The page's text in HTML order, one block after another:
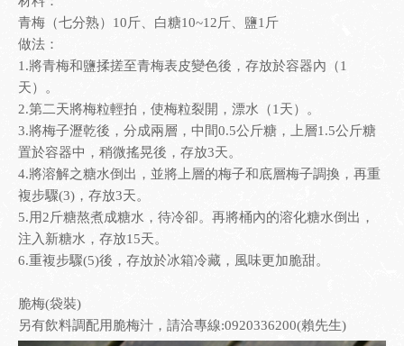
青梅（七分熟）10斤、白糖10~12斤、鹽1斤
做法：
1.將青梅和鹽揉搓至青梅表皮變色後，存放於容器內（1
天）。
2.第二天將梅粒輕拍，使梅粒裂開，漂水（1天）。
3.將梅子瀝乾後，分成兩層，中間0.5公斤糖，上層1.5公斤糖
置於容器中，稍微搖晃後，存放3天。
4.將溶解之糖水倒出，並將上層的梅子和底層梅子調換，再重
複步驟(3)，存放3天。
5.用2斤糖熬煮成糖水，待冷卻。再將桶內的溶化糖水倒出，
注入新糖水，存放15天。
6.重複步驟(5)後，存放於冰箱冷藏，風味更加脆甜。
脆梅(袋裝)
另有飲料調配用脆梅汁，請洽專線:0920336200(賴先生)